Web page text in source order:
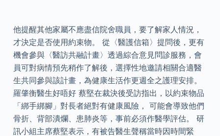
他提醒其他家屬不應盡信院舍職員，要了解家人情況，
才決定是否使用約束物。 從〈醫護信箱〉提問後，更有
機會參與〈醫訪共融計畫〉透過綜合意見問診服務，會
員可對病情預先稍作了解後，選擇性地邀請相關合適醫
生共同參與該計畫，為健康生活作更週全之護理安排。
羅肇衡醫生好唔好 蔡堅在裁決後受訪指出，以約束物品
「綁手綁腳」對長者絕對有健康風險， 可能會導致他們
骨折、背部潰爛、患肺炎等，事前必須作醫學評估。 研
訊小組主席蔡堅表示，有被告醫生聲稱當時因時間緊